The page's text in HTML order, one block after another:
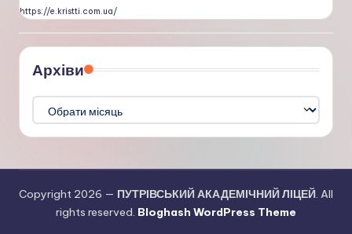
https://e.kristti.com.ua/
Архіви
Архіви
Copyright 2026 — ПУТРІВСЬКИЙ АКАДЕМІЧНИЙ ЛІЦЕЙ. All
rights reserved. Bloghash WordPress Theme